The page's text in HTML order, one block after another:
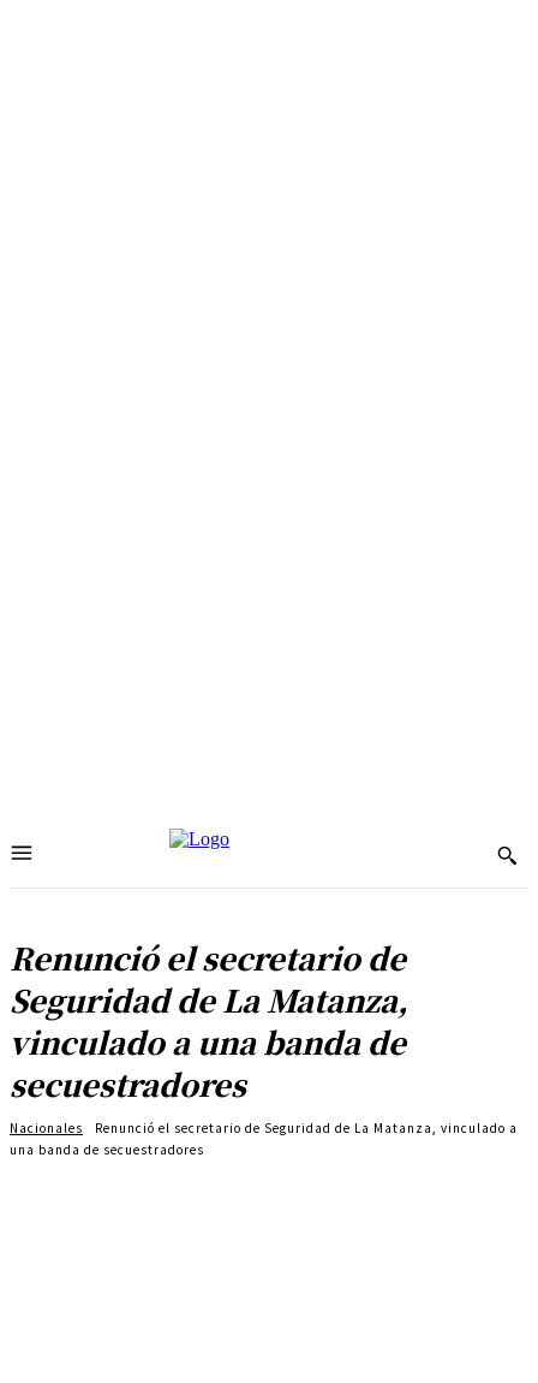
Renunció el secretario de
Seguridad de La Matanza,
vinculado a una banda de
secuestradores
Nacionales
Renunció el secretario de Seguridad de La Matanza, vinculado a
una banda de secuestradores